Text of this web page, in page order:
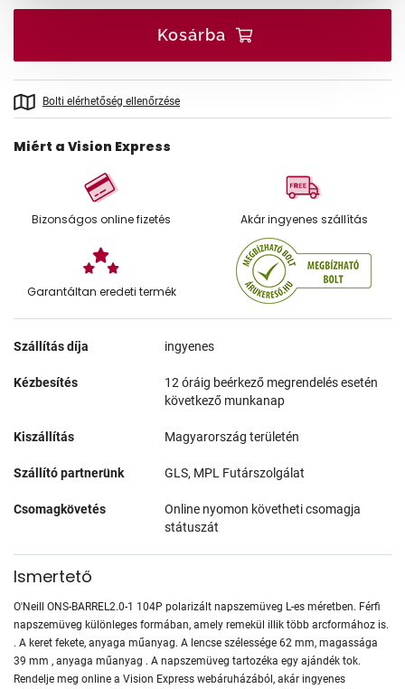
Kosárba
Bolti elérhetőség ellenőrzése
Miért a Vision Express
Bizonságos online fizetés Akár ingyenes szállítás
Garantáltan eredeti termék
Szállítás díja ingyenes
Kézbesítés
12 óráig beérkező megrendelés esetén
következő munkanap
Kiszállítás Magyarország területén
Szállító partnerünk GLS, MPL Futárszolgálat
Csomagkövetés
Online nyomon követheti csomagja
státuszát
Ismertető
O'Neill ONS-BARREL2.0-1 104P polarizált napszemüveg L-es méretben. Férfi
napszemüveg különleges formában, amely remekül illik több arcformához is.
. A keret fekete, anyaga műanyag. A lencse szélessége 62 mm, magassága
39 mm , anyaga műanyag . A napszemüveg tartozéka egy ajándék tok.
Rendelje meg online a Vision Express webáruházából, akár ingyenes